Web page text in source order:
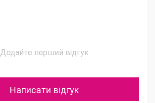
Додайте перший відгук
Написати відгук